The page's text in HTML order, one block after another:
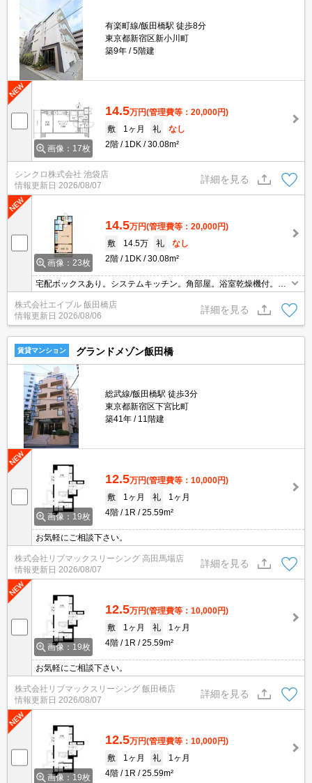
有楽町線/飯田橋駅 徒歩8分
東京都新宿区新小川町
築9年
5階建
画像：17枚
14.5万円(管理費等：20,000円)
敷
1ヶ月 礼
なし
2階
1DK 30.08m²
シンクロ株式会社 池袋店
情報更新日 2026/08/07
詳細を見る
画像：23枚
14.5万円(管理費等：20,000円)
敷
14.5万 礼
なし
2階
1DK 30.08m²
宅配ボックスあり。システムキッチン。角部屋。浴室乾燥機付。仲
介手数料家賃の0.55ヵ月分。独立洗面化粧台付き。TVインターホン
付き。保証会社要、初回に月総支払額の40%、1,000円/月。
株式会社エイブル 飯田橋店
情報更新日 2026/08/06
詳細を見る
賃貸マンション グランドメゾン飯田橋
総武線/飯田橋駅 徒歩3分
東京都新宿区下宮比町
築41年
11階建
画像：19枚
12.5万円(管理費等：10,000円)
敷
1ヶ月 礼
1ヶ月
4階
1R 25.59m²
お気軽にご相談下さい。
株式会社リブマックスリーシング 高田馬場店
情報更新日 2026/08/07
詳細を見る
画像：19枚
12.5万円(管理費等：10,000円)
敷
1ヶ月 礼
1ヶ月
4階
1R 25.59m²
お気軽にご相談下さい。
株式会社リブマックスリーシング 飯田橋店
情報更新日 2026/08/07
詳細を見る
画像：19枚
12.5万円(管理費等：10,000円)
敷
1ヶ月 礼
1ヶ月
4階
1R 25.59m²